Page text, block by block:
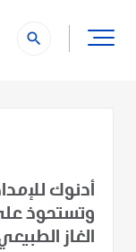
search
أدنوك
وتستحوذ
الغاز